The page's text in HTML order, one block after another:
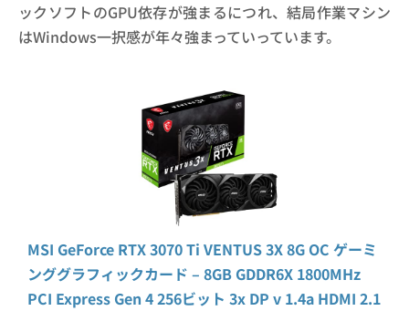
ックソフトのGPU依存が強まるにつれ、結局作業マシン
はWindows一択感が年々強まっていっています。
MSI GeForce RTX 3070 Ti VENTUS 3X 8G OC ゲーミ
ンググラフィックカード – 8GB GDDR6X 1800MHz
PCI Express Gen 4 256ビット 3x DP v 1.4a HDMI 2.1